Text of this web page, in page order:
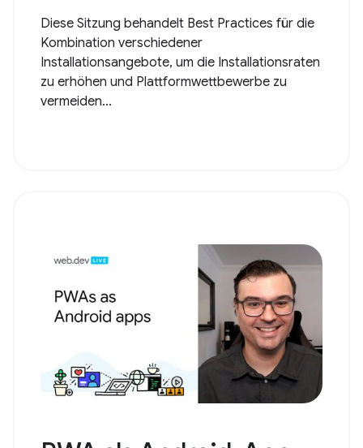
Diese Sitzung behandelt Best Practices für die
Kombination verschiedener
Installationsangebote, um die Installationsraten
zu erhöhen und Plattformwettbewerbe zu
vermeiden...